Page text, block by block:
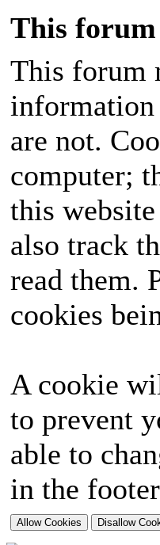
This forum
This forum
are not.
computer;
this
also track
read them.
cookies
A cookie
to prevent
able to
in the